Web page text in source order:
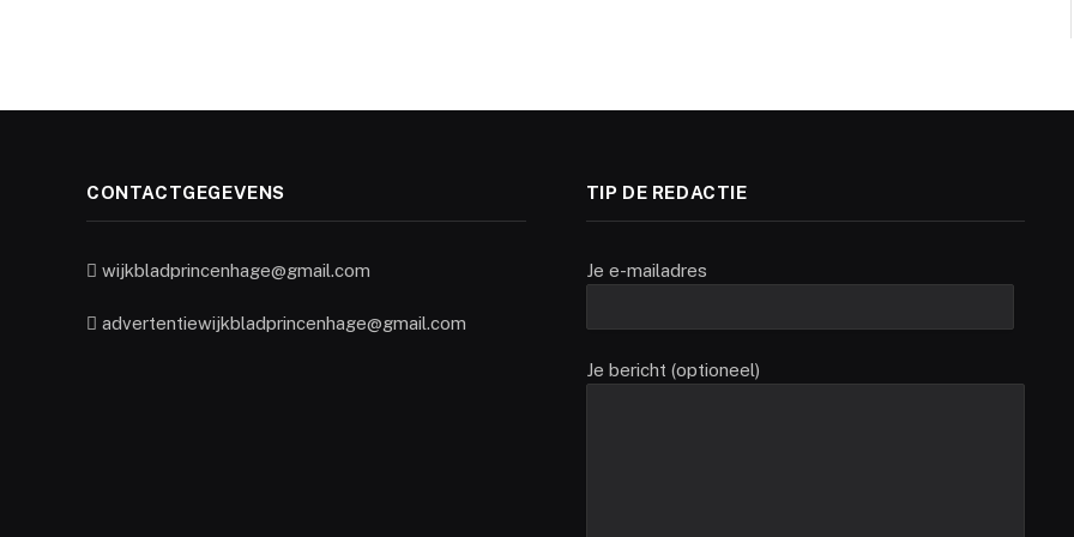
CONTACTGEGEVENS
wijkbladprincenhage@gmail.com
advertentiewijkbladprincenhage@gmail.com
TIP DE REDACTIE
Je e-mailadres
Je bericht (optioneel)